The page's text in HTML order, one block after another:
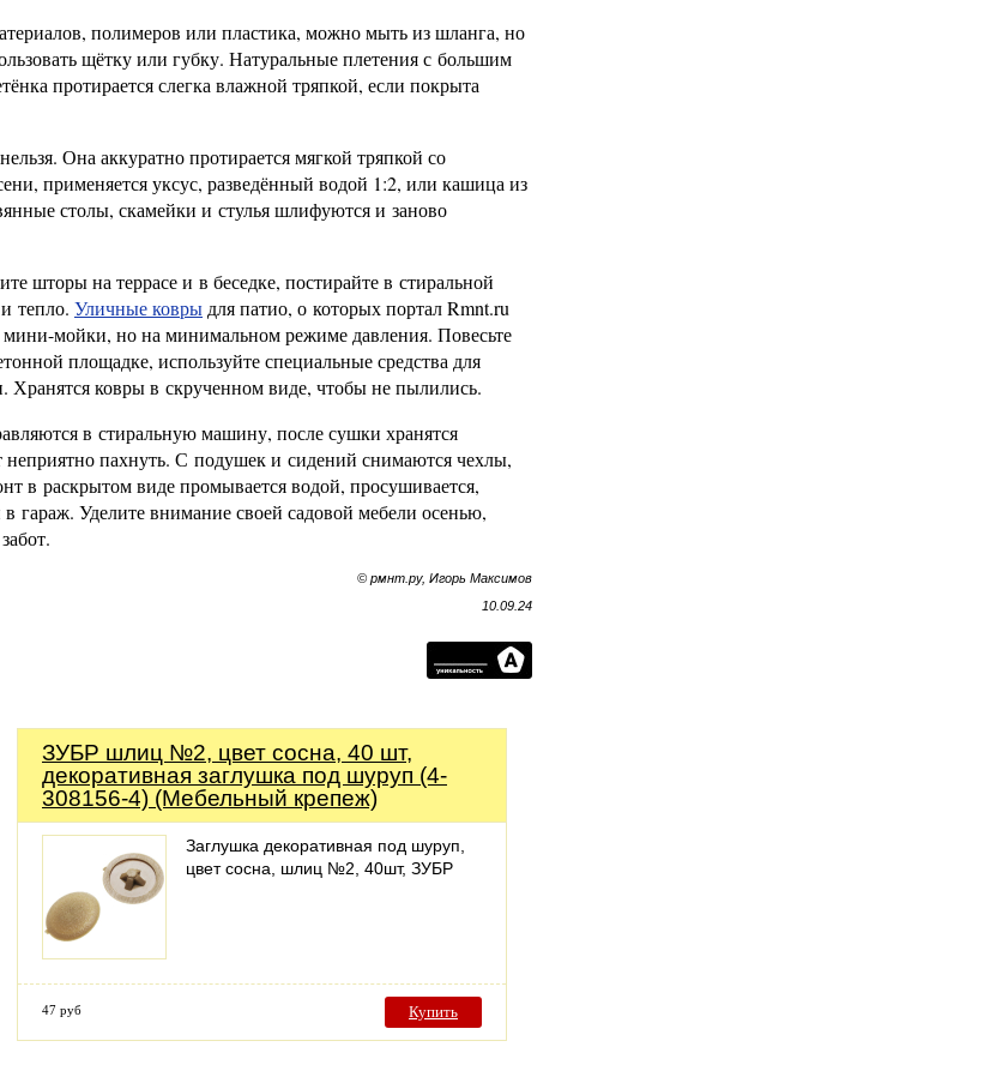
полимеров или пластика, можно мыть из шланга, но
щётку или губку. Натуральные плетения с большим
протирается слегка влажной тряпкой, если покрыта
Она аккуратно протирается мягкой тряпкой со
применяется уксус, разведённый водой 1:2, или кашица из
столы, скамейки и стулья шлифуются и заново
шторы на террасе и в беседке, постирайте в стиральной
тепло. Уличные ковры для патио, о которых портал Rmnt.ru
мойки, но на минимальном режиме давления. Повесьте
площадке, используйте специальные средства для
Хранятся ковры в скрученном виде, чтобы не пылились.
в стиральную машину, после сушки хранятся
пахнуть. С подушек и сидений снимаются чехлы,
в раскрытом виде промывается водой, просушивается,
гараж. Уделите внимание своей садовой мебели осенью,
© рмнт.ру, Игорь Максимов
10.09.24
ЗУБР шлиц №2, цвет сосна, 40 шт,
декоративная заглушка под шуруп (4-
308156-4) (Мебельный крепеж)
Заглушка декоративная под шуруп,
цвет сосна, шлиц №2, 40шт, ЗУБР
47 руб Купить